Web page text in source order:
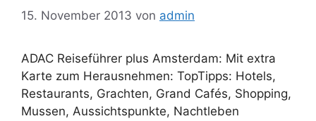
15. November 2013 von admin
ADAC Reiseführer plus Amsterdam: Mit extra
Karte zum Herausnehmen: TopTipps: Hotels,
Restaurants, Grachten, Grand Cafés, Shopping,
Mussen, Aussichtspunkte, Nachtleben